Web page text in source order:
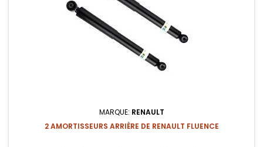
MARQUE: RENAULT
2 AMORTISSEURS ARRIÈRE DE RENAULT FLUENCE